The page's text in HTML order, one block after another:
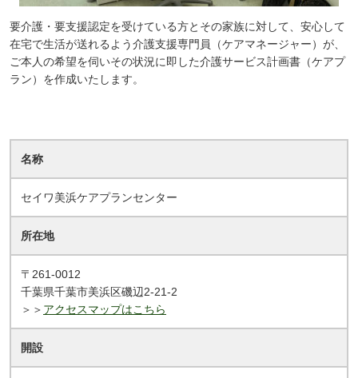
要介護・要支援認定を受けている方とその家族に対して、安心して
在宅で生活が送れるよう介護支援専門員（ケアマネージャー）が、
ご本人の希望を伺いその状況に即した介護サービス計画書（ケアプ
ラン）を作成いたします。
名称
セイワ美浜ケアプランセンター
所在地
〒261-0012
千葉県千葉市美浜区磯辺2-21-2
＞＞ アクセスマップはこちら
開設